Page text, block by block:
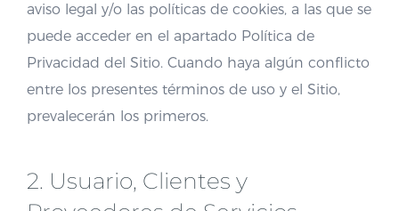
aviso legal y/o las políticas de cookies, a las que se
puede acceder en el apartado Política de
Privacidad del Sitio. Cuando haya algún conflicto
entre los presentes términos de uso y el Sitio,
prevalecerán los primeros.
2. Usuario, Clientes y